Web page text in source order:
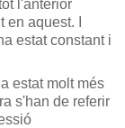
l'anterior
aquest. I
estat constant i
estat molt més
s'han de referir